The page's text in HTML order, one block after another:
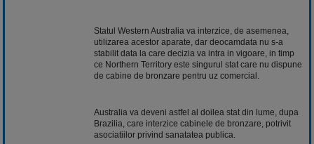
Statul Western Australia va interzice, de asemenea,
utilizarea acestor aparate, dar deocamdata nu s-a
stabilit data la care decizia va intra in vigoare, in timp
ce Northern Territory este singurul stat care nu dispune
de cabine de bronzare pentru uz comercial.
Australia va deveni astfel al doilea stat din lume, dupa
Brazilia, care interzice cabinele de bronzare, potrivit
asociatiilor privind sanatatea publica.